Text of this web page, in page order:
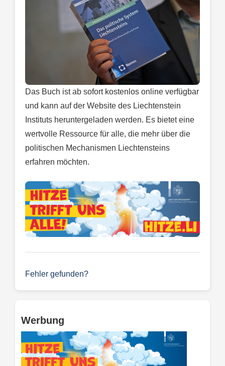
Das Buch ist ab sofort kostenlos online verfügbar
und kann auf der Website des Liechtenstein
Instituts heruntergeladen werden. Es bietet eine
wertvolle Ressource für alle, die mehr über die
politischen Mechanismen Liechtensteins
erfahren möchten.
Fehler gefunden?
Werbung